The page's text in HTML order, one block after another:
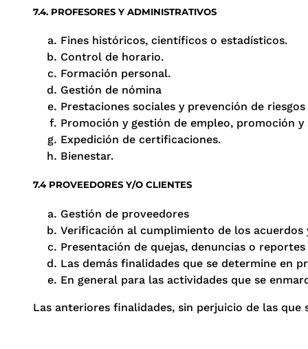
7.4. PROFESORES Y ADMINISTRATIVOS
Fines históricos, científicos o estadísticos.
Control de horario.
Formación personal.
Gestión de nómina
Prestaciones sociales y prevención de
Promoción y gestión de empleo, promoción
Expedición de certificaciones.
Bienestar.
7.4 PROVEEDORES Y/O CLIENTES
Gestión de proveedores
Verificación al cumplimiento de los
Presentación de quejas, denuncias o
Las demás finalidades que se determine en
En general para las actividades que se
Las anteriores finalidades, sin perjuicio de las